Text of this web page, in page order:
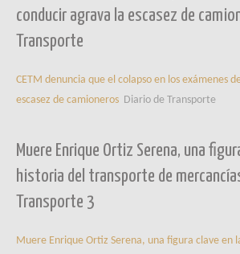
conducir agrava la escasez de
Transporte
CETM denuncia que el colapso en los exámenes
escasez de camioneros Diario de Transporte
Muere Enrique Ortiz Serena, una
historia del transporte de
Transporte 3
Muere Enrique Ortiz Serena, una figura clave en